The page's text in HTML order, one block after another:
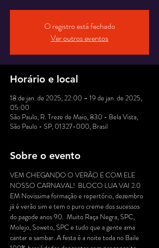
O registro está fechado
Ver outros eventos
Horário e local
18 de jan. de 2025, 22:00 – 19 de jan. de 2025,
05:00
São Paulo, R. Treze de Maio, 830 - Bela Vista,
São Paulo - SP, 01327-000, Brasil
Sobre o evento
VEM CHEGANDO O VERÃO E COM ELE
NOSSO CARNAVAL!  BLOCO LUA VAI 2.0
EM Novissima formação e repertório, dezembro
já é verão sim e tem o puro creme dos sucessos
do pagode anos 90.  Muito Raça Negra, SPC,
Molejo, Soweto, SPC e tudo que a gente ama
cantar e sambar. A festa é a noite toda no Baile